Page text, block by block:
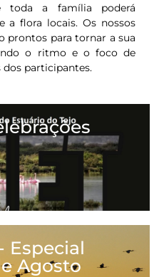
toda a família poderá
a flora locais. Os nossos
prontos para tornar a sua
o ritmo e o foco de
participantes.
Especial
Agosto